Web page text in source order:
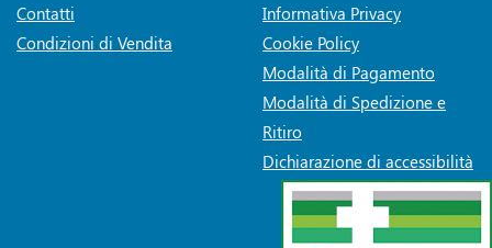
Contatti
Condizioni di Vendita
Informativa Privacy
Cookie Policy
Modalità di Pagamento
Modalità di Spedizione e
Ritiro
Dichiarazione di accessibilità